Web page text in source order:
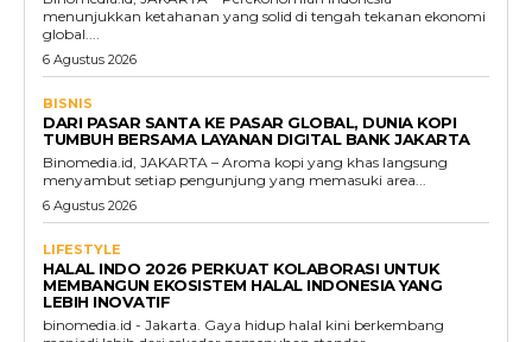
menunjukkan ketahanan yang solid di tengah tekanan ekonomi
global....
6 Agustus 2026
BISNIS
DARI PASAR SANTA KE PASAR GLOBAL, DUNIA KOPI
TUMBUH BERSAMA LAYANAN DIGITAL BANK JAKARTA
Binomedia.id, JAKARTA – Aroma kopi yang khas langsung
menyambut setiap pengunjung yang memasuki area...
6 Agustus 2026
LIFESTYLE
HALAL INDO 2026 PERKUAT KOLABORASI UNTUK
MEMBANGUN EKOSISTEM HALAL INDONESIA YANG
LEBIH INOVATIF
binomedia.id - Jakarta. Gaya hidup halal kini berkembang